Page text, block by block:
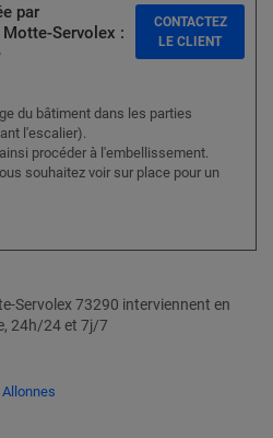
par
Servolex :
du bâtiment dans les parties
l'escalier).
procéder à l'embellissement.
souhaitez voir sur place pour un
CONTACTEZ
LE CLIENT
Servolex 73290 interviennent en
24h/24 et 7j/7